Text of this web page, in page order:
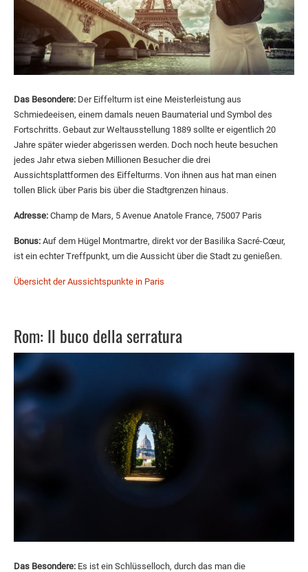
Das Besondere: Der Eiffelturm ist eine Meisterleistung aus
Schmiedeeisen, einem damals neuen Baumaterial und Symbol des
Fortschritts. Gebaut zur Weltausstellung 1889 sollte er eigentlich 20
Jahre später wieder abgerissen werden. Doch noch heute besuchen
jedes Jahr etwa sieben Millionen Besucher die drei
Aussichtsplattformen des Eiffelturms. Von ihnen aus hat man einen
tollen Blick über Paris bis über die Stadtgrenzen hinaus.
Adresse: Champ de Mars, 5 Avenue Anatole France, 75007 Paris
Bonus: Auf dem Hügel Montmartre, direkt vor der Basilika Sacré-Cœur,
ist ein echter Treffpunkt, um die Aussicht über die Stadt zu genießen.
Übersicht der Aussichtspunkte in Paris
Rom: Il buco della serratura
Das Besondere: Es ist ein Schlüsselloch, durch das man die